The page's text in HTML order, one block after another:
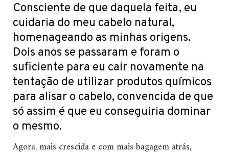
Consciente de que daquela feita, eu
cuidaria do meu cabelo natural,
homenageando as minhas origens.
Dois anos se passaram e foram o
suficiente para eu cair novamente na
tentação de utilizar produtos químicos
para alisar o cabelo, convencida de que
só assim é que eu conseguiria dominar
o mesmo.
Agora, mais crescida e com mais bagagem atrás,